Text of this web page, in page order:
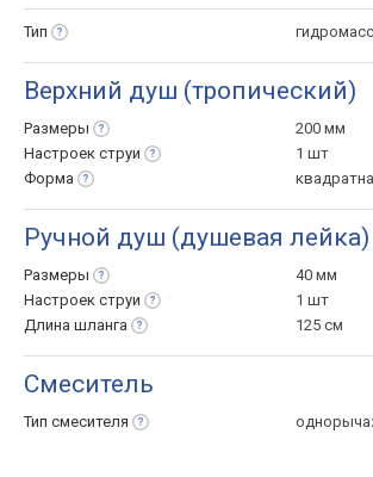
Тип
Верхний душ (тропический)
Размеры
200 мм
Настроек струи
1 шт
Форма
Ручной душ (душевая лейка)
Размеры
40 мм
Настроек струи
1 шт
Длина шланга 125 см
Смеситель
Тип смесителя